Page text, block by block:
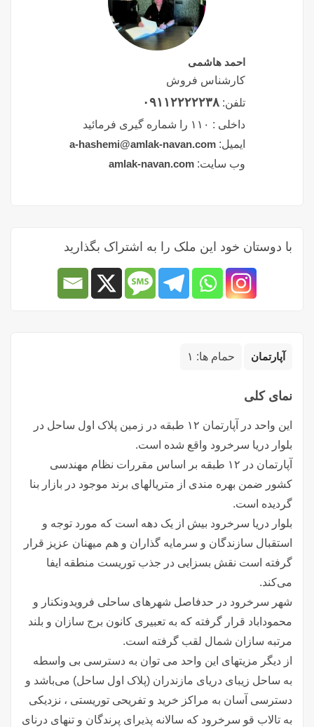
آپارتمان حمام ها: ۱
نمای کلی
این واحد در آپارتمان ۱۲ طبقه در زمین پلاک اول ساحل در
بلوار دریا سرخرود واقع شده است.
آپارتمان در ۱۲ طبقه بر اساس مقررات نظام مهندسی
کشور ضمن بهره مندی از متریالهای برند موجود در بازار بنا
گردیده است.
بلوار دریا سرخرود بیش از یک دهه است که مورد توجه و
استقبال سازندگان و سرمایه گذاران و هم میهنان عزیز قرار
گرفته است نقش بسزایی در جذب توریست منطقه ایفا
می‌کند.
شهر سرخرود در حدفاصل شهرهای ساحلی فرویدونکنار و
محموداباد قرار گرفته که به تعبیری کانون برج سازان و بلند
مرتبه سازان شمال لقب گرفته است.
از دیگر مزیتهای این واحد می توان به دسترسی بی واسطه
به ساحل زیبای دریای مازندران (پلاک اول ساحل) می‌باشد و
دسترسی آسان به مراکز خرید و تفریحی توریستی ، نزدیکی
به تالاب قو سرخرود که سالانه پذیرای پرندگان و تنهای درنای
احمد هاشمی
کارشناس فروش
تلفن: ۰۹۱۱۲۲۲۲۲۳۸
داخلی : ۱۱۰ را شماره گیری فرمائید
ایمیل: a-hashemi@amlak-navan.com
وب سایت: amlak-navan.com
با دوستان خود این ملک را به اشتراک بگذارید